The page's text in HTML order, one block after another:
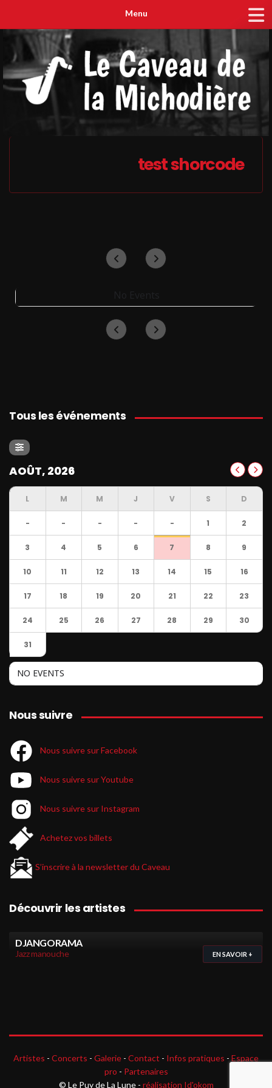
Menu
test shorcode
Tous les événements
AOÛT, 2026
L M M J V S D
- - - - - 1 2
3 4 5 6 7 8 9
10 11 12 13 14 15 16
17 18 19 20 21 22 23
24 25 26 27 28 29 30
31
NO EVENTS
Nous suivre
Nous suivre sur Facebook
Nous suivre sur Youtube
Nous suivre sur Instagram
Achetez vos billets
S’inscrire à la newsletter du Caveau
Découvrir les artistes
DJANGORAMA
Jazz manouche EN SAVOIR +
Artistes - Concerts - Galerie - Contact - Infos pratiques -Espace
pro - Partenaires
© Le Puy de La Lune - réalisation Id'okom